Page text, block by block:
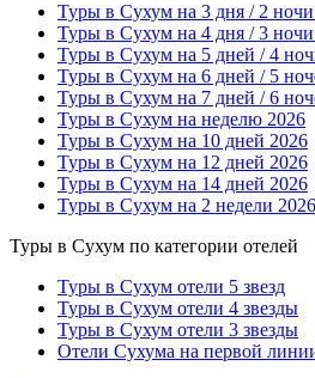
Туры в Сухум на 3 дня / 2
Туры в Сухум на 4 дня / 3
Туры в Сухум на 5 дней / 4
Туры в Сухум на 6 дней / 5
Туры в Сухум на 7 дней / 6
Туры в Сухум на неделю 2026
Туры в Сухум на 10 дней 2026
Туры в Сухум на 12 дней 2026
Туры в Сухум на 14 дней 2026
Туры в Сухум на 2 недели 2026
Туры в Сухум по категории отелей
Туры в Сухум отели 5 звезд
Туры в Сухум отели 4 звезды
Туры в Сухум отели 3 звезды
Отели Сухума на первой